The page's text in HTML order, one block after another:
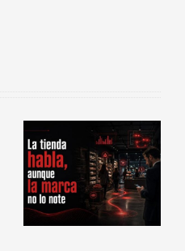
Benchmarking
de procesos
comerciales en
punto de venta